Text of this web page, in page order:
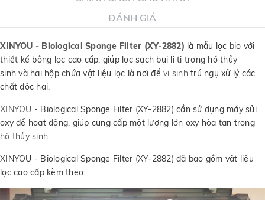
ĐÁNH GIÁ
XINYOU - Biological Sponge Filter (XY-2882) là mẫu lọc bio với
thiết kế bông lọc cao cấp, giúp lọc sạch bụi li ti trong hồ thủy
sinh và hai hộp chứa vật liệu lọc là nơi để vi sinhtrú ngụ xử lý các
chất độc hại.
XINYOU - Biological Sponge Filter (XY-2882) cần sử dụng máy sủi
oxy để hoạt động, giúp cung cấp một lượng lớn oxy hòa tan trong
hồ thủy sinh.
XINYOU - Biological Sponge Filter (XY-2882) đã bao gồm vật liệu
lọc cao cấp kèm theo.